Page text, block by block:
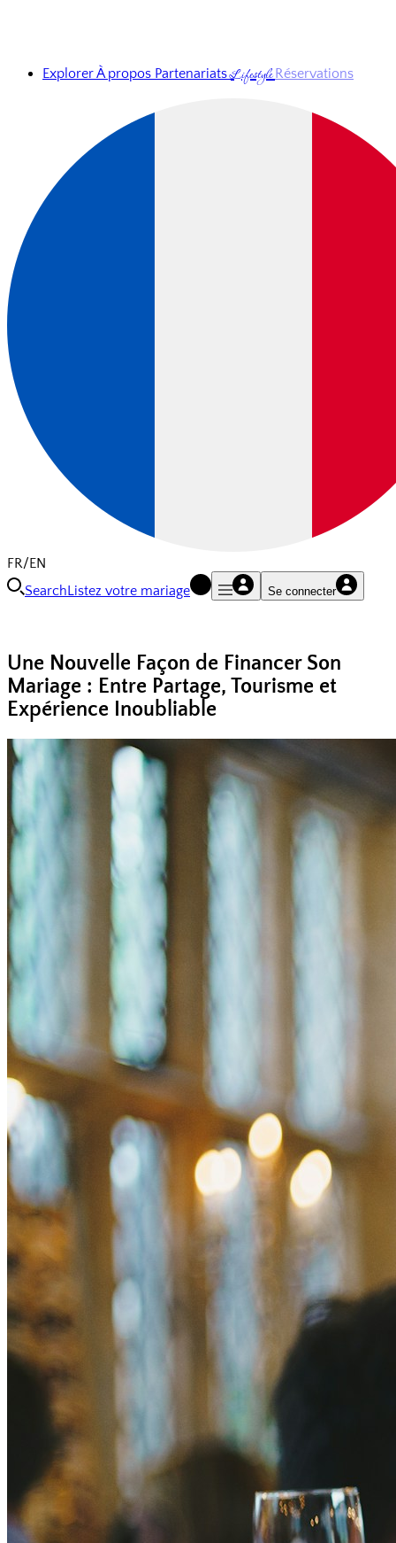
ExplorerÀ propos PartenariatsLifestyleRéservations
FR/EN
SearchListez votre mariage Se connecter
Une Nouvelle Façon de Financer Son
Mariage : Entre Partage, Tourisme et
Expérience Inoubliable